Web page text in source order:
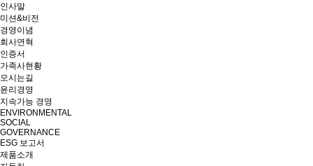
인사말
미션&비전
경영이념
회사연혁
인증서
가족사현황
오시는길
윤리경영
지속가능 경영
ENVIRONMENTAL
SOCIAL
GOVERNANCE
ESG 보고서
제품소개